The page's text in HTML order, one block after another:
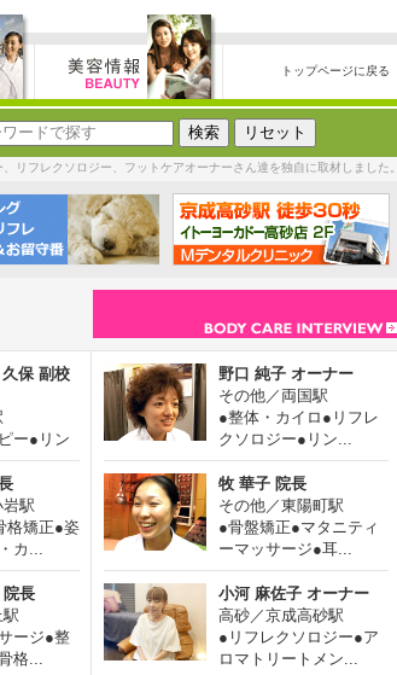
トップページに戻る
リフレクソロジー、フットケアオーナーさん達を独自に取材しました。
保 副校
ー●リン
ュ●...
野口 純子 オーナー
その他／両国駅
●整体・カイロ●リフレ
クソロジー●リン...
駅
格矯正●姿
カ...
牧 華子 院長
その他／東陽町駅
●骨盤矯正●マタニティ
ーマッサージ●耳...
長
ージ●整
格...
小河 麻佐子 オーナー
高砂／京成高砂駅
●リフレクソロジー●ア
ロマトリートメン...